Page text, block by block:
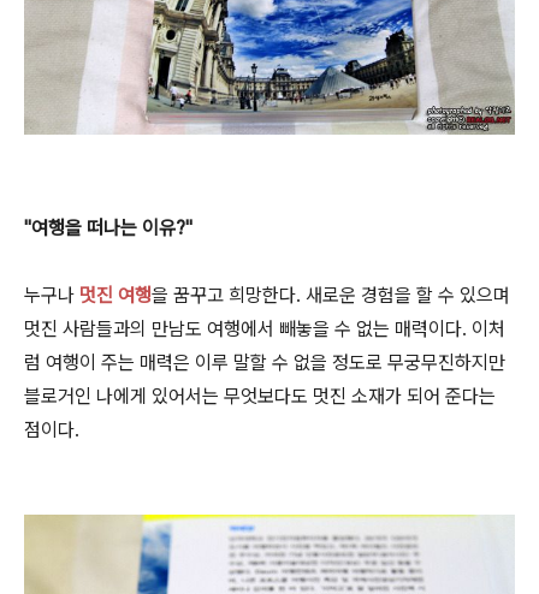
"여행을 떠나는 이유?"
누구나 멋진 여행을 꿈꾸고 희망한다. 새로운 경험을 할 수 있으며
멋진 사람들과의 만남도 여행에서 빼놓을 수 없는 매력이다. 이처
럼 여행이 주는 매력은 이루 말할 수 없을 정도로 무궁무진하지만
블로거인 나에게 있어서는 무엇보다도 멋진 소재가 되어 준다는
점이다.